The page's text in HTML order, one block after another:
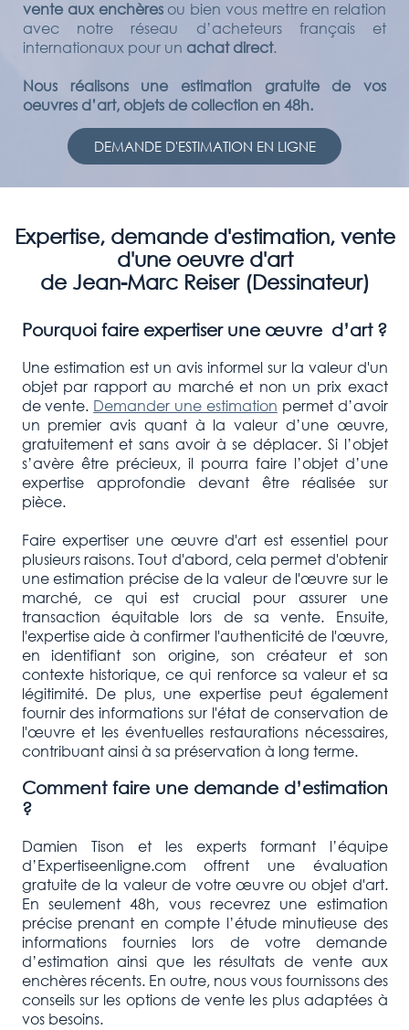
vente aux enchèresou bien vous mettre en relation
avec notre réseau d’acheteurs français et
internationaux pour un achat direct.
Nous réalisons une estimation gratuite de vos
oeuvres d’art, objets de collection en 48h.
DEMANDE D'ESTIMATION EN LIGNE
Expertise, demande d'estimation, vente
d'une oeuvre d'art
de Jean-Marc Reiser (Dessinateur)
Pourquoi faire expertiser une œuvre d’art ?
Une estimation est un avis informel sur la valeur d'un
objet par rapport au marché et non un prix exact
de vente. Demander une estimation permet d’avoir
un premier avis quant à la valeur d’une œuvre,
gratuitement et sans avoir à se déplacer. Si l’objet
s’avère être précieux, il pourra faire l’objet d’une
expertise approfondie devant être réalisée sur
pièce.
Faire expertiser une œuvre d'art est essentiel pour
plusieurs raisons. Tout d'abord, cela permet d'obtenir
une estimation précise de la valeur de l'œuvre sur le
marché, ce qui est crucial pour assurer une
transaction équitable lors de sa vente. Ensuite,
l'expertise aide à confirmer l'authenticité de l'œuvre,
en identifiant son origine, son créateur et son
contexte historique, ce qui renforce sa valeur et sa
légitimité. De plus, une expertise peut également
fournir des informations sur l'état de conservation de
l'œuvre et les éventuelles restaurations nécessaires,
contribuant ainsi à sa préservation à long terme.
Comment faire une demande d’estimation
?
Damien Tison et les experts formant l’équipe
d’Expertiseenligne.com offrent une évaluation
gratuite de la valeur de votre œuvre ou objet d'art.
En seulement 48h, vous recevrez une estimation
précise prenant en compte l’étude minutieuse des
informations fournies lors de votre demande
d’estimation ainsi que les résultats de vente aux
enchères récents. En outre, nous vous fournissons des
conseils sur les options de vente les plus adaptées à
vos besoins.